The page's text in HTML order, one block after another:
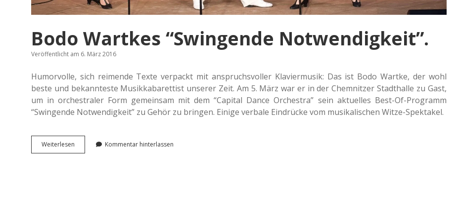
Bodo Wartkes “Swingende Notwendigkeit”.
Veröffentlicht am 6. März 2016
Humor­vol­le, sich rei­men­de Texte ver­packt mit anspruchs­vol­ler Kla­vier­mu­sik: Das ist Bodo Wartke, der wohl
beste und bekann­tes­te Musik­ka­ba­ret­tist unse­rer Zeit. Am 5. März war er in der Chem­nit­zer Stadt­hal­le zu Gast,
um in orches­tra­ler Form gemein­sam mit dem “Capi­tal Dance Orches­tra” sein aktu­el­les Best-Of-Pro­gramm
“Swin­gen­de Not­wen­dig­keit” zu Gehör zu brin­gen. Einige ver­ba­le Ein­drü­cke vom musi­ka­li­schen Witze-Spektakel.
Wei­ter­le­sen
Wart­
Kommentar hinterlassen